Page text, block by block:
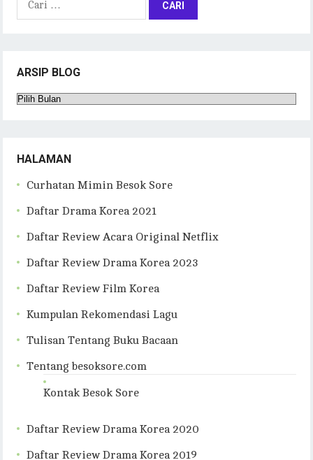
ARSIP BLOG
Arsip
HALAMAN
Curhatan Mimin Besok Sore
Daftar Drama Korea 2021
Daftar Review Acara Original Netflix
Daftar Review Drama Korea 2023
Daftar Review Film Korea
Kumpulan Rekomendasi Lagu
Tulisan Tentang Buku Bacaan
Tentang besoksore.com
Kontak Besok Sore
Daftar Review Drama Korea 2020
Daftar Review Drama Korea 2019